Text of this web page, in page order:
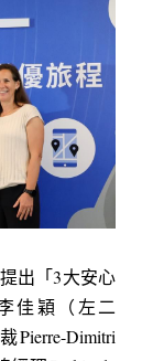
出「3大安心
佳穎（左二
Dimitri